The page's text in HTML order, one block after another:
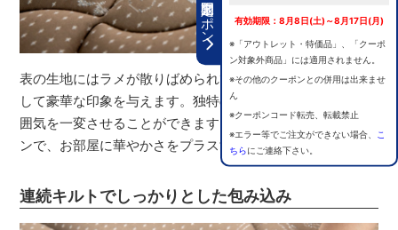
期間限定クーポン 有効期限：8月8日(土)～8月17日(月)
※「アウトレット・特価品」、「クーポ
ン対象外商品」には適用されません。
※その他のクーポンとの併用は出来ませ
ん
※クーポンコード転売、転載禁止
※エラー等でご注文ができない場合、
こ
ちらにご連絡下さい。
表の生地にはラメが散りばめられていることで、光を反射
して豪華な印象を与えます。独特の輝きを放ち、部屋の雰
囲気を一変させることができます。高級感あふれるデザイ
ンで、お部屋に華やかさをプラスすることができます。
連続キルトでしっかりとした包み込み